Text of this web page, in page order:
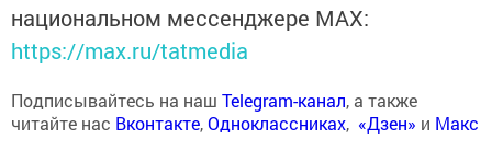
национальном мессенджере MАХ:
https://max.ru/tatmedia
Подписывайтесь на наш Telegram-канал, а также
читайте нас Вконтакте,Одноклассниках, «Дзен» и Макс